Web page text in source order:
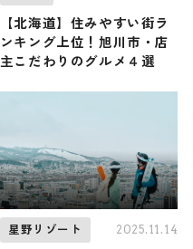
【北海道】住みやすい街ラ
ンキング上位！旭川市・店
主こだわりのグルメ４選
星野リゾート 2025.11.14